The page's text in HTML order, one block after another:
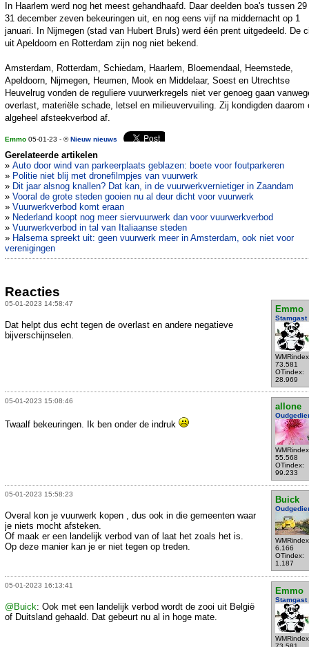
In Haarlem werd nog het meest gehandhaafd. Daar deelden boa's tussen 29
31 december zeven bekeuringen uit, en nog eens vijf na middernacht op 1
januari. In Nijmegen (stad van Hubert Bruls) werd één prent uitgedeeld. De
uit Apeldoorn en Rotterdam zijn nog niet bekend.
Amsterdam, Rotterdam, Schiedam, Haarlem, Bloemendaal, Heemstede,
Apeldoorn, Nijmegen, Heumen, Mook en Middelaar, Soest en Utrechtse
Heuvelrug vonden de reguliere vuurwerkregels niet ver genoeg gaan
overlast, materiële schade, letsel en milieuvervuiling. Zij kondigden daarom
algeheel afsteekverbod af.
Emmo 05-01-23 - ©Nieuw nieuws
Gerelateerde artikelen
» Auto door wind van parkeerplaats geblazen: boete voor foutparkeren
» Politie niet blij met dronefilmpjes van vuurwerk
» Dit jaar alsnog knallen? Dat kan, in de vuurwerkvernietiger in Zaandam
» Vooral de grote steden gooien nu al deur dicht voor vuurwerk
» Vuurwerkverbod komt eraan
» Nederland koopt nog meer siervuurwerk dan voor vuurwerkverbod
» Vuurwerkverbod in tal van Italiaanse steden
» Halsema spreekt uit: geen vuurwerk meer in Amsterdam, ook niet voor
verenigingen
Reacties
05-01-2023 14:58:47
Emmo
Stamgast
73.581
OTindex:
28.969
Dat helpt dus echt tegen de overlast en andere negatieve
bijverschijnselen.
05-01-2023 15:08:46
allone
55.568
OTindex:
99.233
Twaalf bekeuringen. Ik ben onder de indruk
05-01-2023 15:58:23
Buick
6.166
OTindex:
1.187
Overal kon je vuurwerk kopen , dus ook in die gemeenten waar
je niets mocht afsteken.
Of maak er een landelijk verbod van of laat het zoals het is.
Op deze manier kan je er niet tegen op treden.
05-01-2023 16:13:41
Emmo
Stamgast
@Buick: Ook met een landelijk verbod wordt de zooi uit België
of Duitsland gehaald. Dat gebeurt nu al in hoge mate.